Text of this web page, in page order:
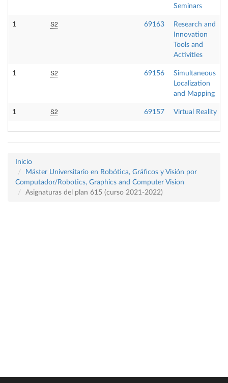
Seminars
1 S2 69163
Research and
Innovation
Tools and
Activities
1 S2 69156
Simultaneous
Localization
and Mapping
1 S2 69157 Virtual Reality
Inicio
Máster Universitario en Robótica, Gráficos y Visión por
Computador/Robotics, Graphics and Computer Vision
Asignaturas del plan 615 (curso 2021-2022)